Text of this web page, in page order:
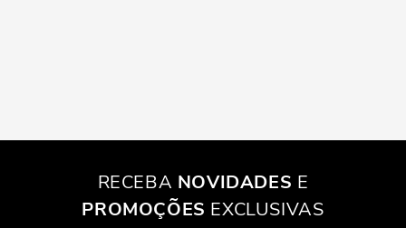
RECEBA NOVIDADES E
PROMOÇÕES EXCLUSIVAS